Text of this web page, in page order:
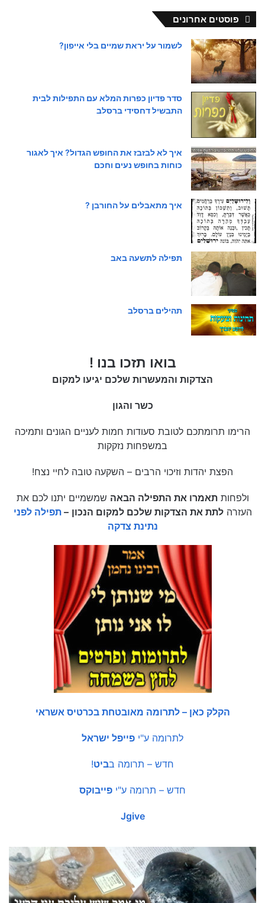
פוסטים אחרונים
לשמור על יראת שמיים בלי אייפון?
סדר פדיון כפרות המלא עם התפילות לבית
התבשיל דחסידי ברסלב
איך לא לבזבז את החופש הגדול? איך לאגור
כוחות בחופש נעים וחכם
איך מתאבלים על החורבן ?
תפילה לתשעה באב
תהילים ברסלב
בואו תזכו בנו !
הצדקות והמעשרות שלכם יגיעו למקום
כשר והגון
הרימו תרומתכם לטובת סעודות חמות לעניים הגונים ותמיכה
במשפחות נזקקות
הפצת יהדות וזיכוי הרבים – השקעה טובה לחיי נצח!
ולפחותתאמרו את התפילה הבאה שמשמיים יתנו לכם את
העזרהלתת את הצדקות שלכם למקום הנכון –תפילה לפני
נתינת צדקה
הקלק כאן – לתרומה מאובטחת בכרטיס אשראי
לתרומה ע"י פייפל ישראל
חדש – תרומה בביט!
חדש – תרומה ע"י פייבוקס
Jgive